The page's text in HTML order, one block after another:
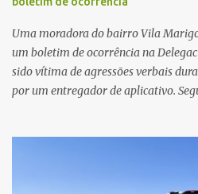
Civil investigará a motivação da
circunstâncias do crime. A ocorrência
Uma moradora do bairro Vila
um boletim de ocorrência na
sido vítima de agressões verbais
por um entregador de aplicativo.
proximidades. Ainda conforme o